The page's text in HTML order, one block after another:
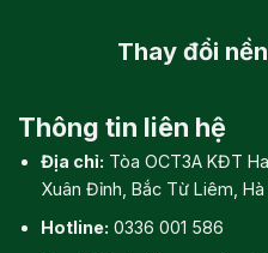
Thay đổi
Thông tin liên hệ
Địa chỉ: Tòa OCT3A KĐT
Xuân Đỉnh, Bắc Từ Liêm, Hà
Hotline: 0336 001 586